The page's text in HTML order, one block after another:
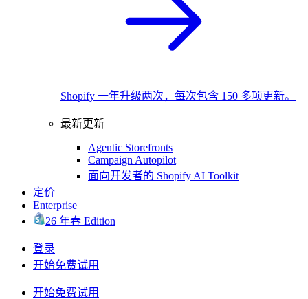
Shopify 一年升级两次，每次包含 150 多项更新。
最新更新
Agentic Storefronts
Campaign Autopilot
面向开发者的 Shopify AI Toolkit
定价
Enterprise
26 年春 Edition
登录
开始免费试用
开始免费试用